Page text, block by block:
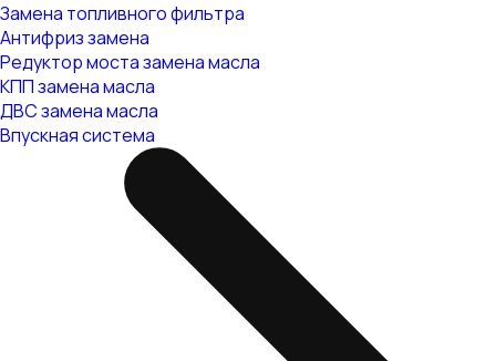
Замена топливного фильтра
Антифриз замена
Редуктор моста замена масла
КПП замена масла
ДВС замена масла
Впускная система